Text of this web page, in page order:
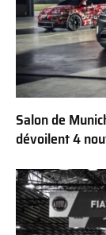
Salon de
dévoilent 4